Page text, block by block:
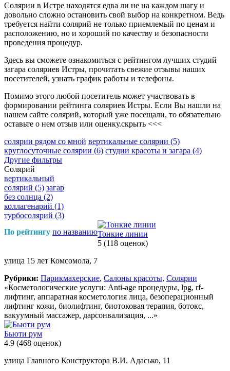
Солярии в Истре находятся едва ли не на каждом шагу и
довольно сложно остановить свой выбор на конкретном. Ведь
требуется найти солярий не только приемлемый по ценам и
расположению, но и хороший по качеству и безопасности
проведения процедур.
Здесь вы сможете ознакомиться с рейтингом лучших студий
загара соляриев Истры, прочитать свежие отзывы наших
посетителей, узнать график работы и телефоны.
Помимо этого любой посетитель может участвовать в
формировании рейтинга соляриев Истры. Если Вы нашли на
нашем сайте солярий, который уже посещали, то обязательно
оставьте о нем отзыв или оценку.скрыть <<<
солярии рядом со мной вертикальные солярии (5)
круглосуточные солярии (6) студии красоты и загара (4)
Другие фильтры
Солярий
вертикальный
солярий (5) загар
без солнца (2)
коллагенарий (1)
турбосолярий (3)
По рейтингу по названиюТонкие линии
5 (118 оценок)
улица 15 лет Комсомола, 7
Рубрики: Парикмахерские, Салоны красоты, Солярии
«Косметологические услуги: Anti-age процедуры, lpg, rf-
лифтинг, аппаратная косметология лица, безоперационный
лифтинг кожи, биолифтинг, биотоковая терапия, ботокс,
вакуумный массажер, дарсонвализация, ...»
Бьюти рум
4.9 (468 оценок)
улица Главного Конструктора В.И. Адасько, 11